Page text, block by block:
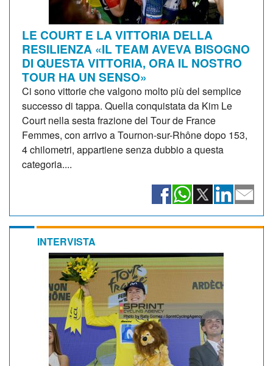
LE COURT E LA VITTORIA DELLA
RESILIENZA «IL TEAM AVEVA BISOGNO
DI QUESTA VITTORIA, ORA IL NOSTRO
TOUR HA UN SENSO»
Ci sono vittorie che valgono molto più del semplice
successo di tappa. Quella conquistata da Kim Le
Court nella sesta frazione del Tour de France
Femmes, con arrivo a Tournon-sur-Rhône dopo 153,
4 chilometri, appartiene senza dubbio a questa
categoria....
INTERVISTA